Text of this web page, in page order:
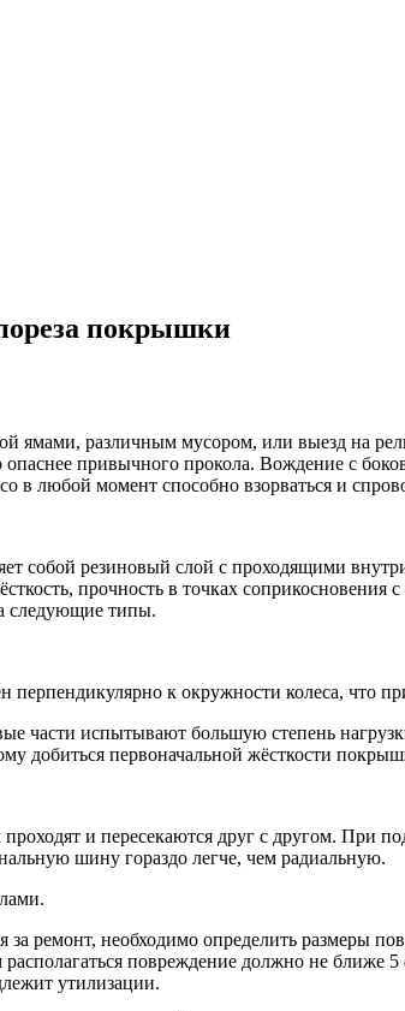
покрышки
ямами, различным мусором, или выезд на
привычного прокола. Вождение с
в любой момент способно взорваться и
собой резиновый слой с проходящими
прочность в точках
следующие типы.
перпендикулярно к окружности колеса, что
части испытывают большую степень
добиться первоначальной жёсткости
и пересекаются друг с другом. При
шину гораздо легче, чем радиальную.
за ремонт, необходимо определить размеры
повреждение должно не ближе
утилизации.